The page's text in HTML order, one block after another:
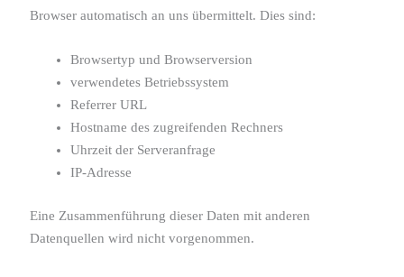
Browser automatisch an uns übermittelt. Dies sind:
Browsertyp und Browserversion
verwendetes Betriebssystem
Referrer URL
Hostname des zugreifenden Rechners
Uhrzeit der Serveranfrage
IP-Adresse
Eine Zusammenführung dieser Daten mit anderen
Datenquellen wird nicht vorgenommen.